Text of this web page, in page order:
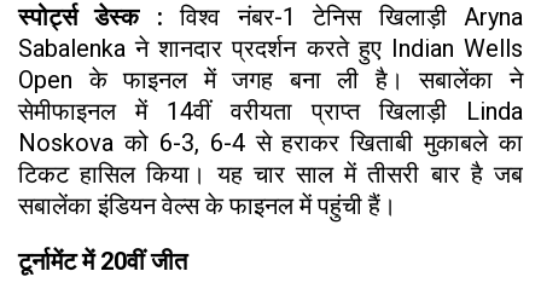
स्पोर्ट्स डेस्क :विश्व नंबर-1 टेनिस खिलाड़ी Aryna
Sabalenka ने शानदार प्रदर्शन करते हुए Indian Wells
Open के फाइनल में जगह बना ली है। सबालेंका ने
सेमीफाइनल में 14वीं वरीयता प्राप्त खिलाड़ी Linda
Noskova को 6-3, 6-4 से हराकर खिताबी मुकाबले का
टिकट हासिल किया। यह चार साल में तीसरी बार है जब
सबालेंका इंडियन वेल्स के फाइनल में पहुंची हैं।
टूर्नामेंट में 20वीं जीत